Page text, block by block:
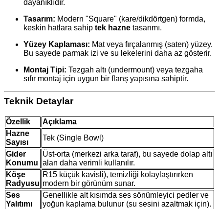
dayanıklıdır.
Tasarım: Modern "Square" (kare/dikdörtgen) formda,
keskin hatlara sahip tek hazne tasarımı.
Yüzey Kaplaması: Mat veya fırçalanmış (saten) yüzey.
Bu sayede parmak izi ve su lekelerini daha az gösterir.
Montaj Tipi: Tezgah altı (undermount) veya tezgaha
sıfır montaj için uygun bir flanş yapısına sahiptir.
Teknik Detaylar
Özellik
Açıklama
Hazne
Sayısı
Tek (Single Bowl)
Gider
Konumu
Üst-orta (merkezi arka taraf), bu sayede dolap altı
alan daha verimli kullanılır.
Köşe
Radyusu
R15 küçük kavisli), temizliği kolaylaştırırken
modern bir görünüm sunar.
Ses
Yalıtımı
Genellikle alt kısımda ses sönümleyici pedler ve
yoğun kaplama bulunur (su sesini azaltmak için).